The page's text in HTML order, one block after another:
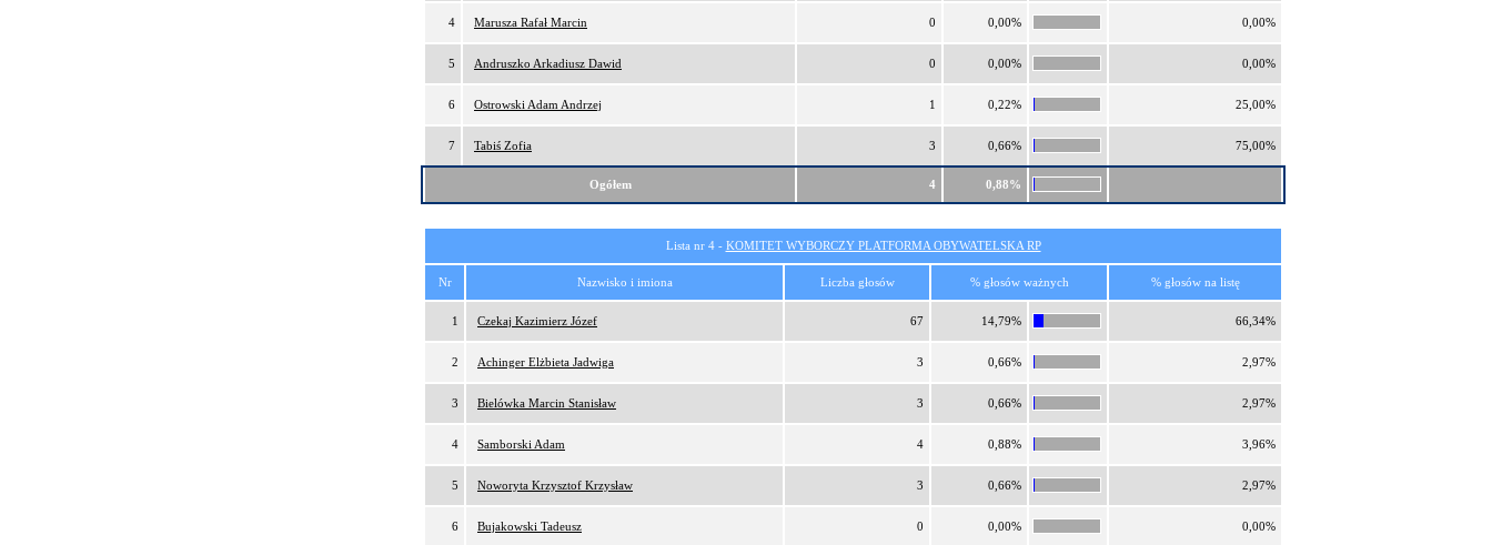
4 Marusza Rafał Marcin 0 0,00% 0,00%
5 Andruszko Arkadiusz Dawid 0 0,00% 0,00%
6 Ostrowski Adam Andrzej 1 0,22% 25,00%
7 Tabiś Zofia 3 0,66% 75,00%
Ogółem 4 0,88%
Lista nr 4 - KOMITET WYBORCZY PLATFORMA OBYWATELSKA RP
Nr Nazwisko i imiona Liczba głosów % głosów ważnych % głosów na listę
1 Czekaj Kazimierz Józef 67 14,79% 66,34%
2 Achinger Elżbieta Jadwiga 3 0,66% 2,97%
3 Bielówka Marcin Stanisław 3 0,66% 2,97%
4 Samborski Adam 4 0,88% 3,96%
5 Noworyta Krzysztof Krzysław 3 0,66% 2,97%
6 Bujakowski Tadeusz 0 0,00% 0,00%